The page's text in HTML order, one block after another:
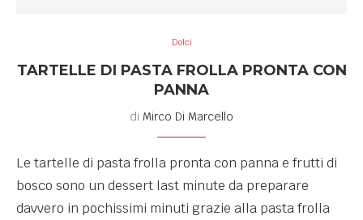
Dolci
TARTELLE DI PASTA FROLLA PRONTA CON
PANNA
di Mirco Di Marcello
Le tartelle di pasta frolla pronta con panna e frutti di
bosco sono un dessert last minute da preparare
davvero in pochissimi minuti grazie alla pasta frolla